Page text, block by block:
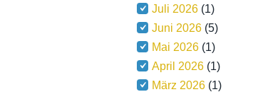
Juli 2026 (1)
Juni 2026 (5)
Mai 2026 (1)
April 2026 (1)
März 2026 (1)